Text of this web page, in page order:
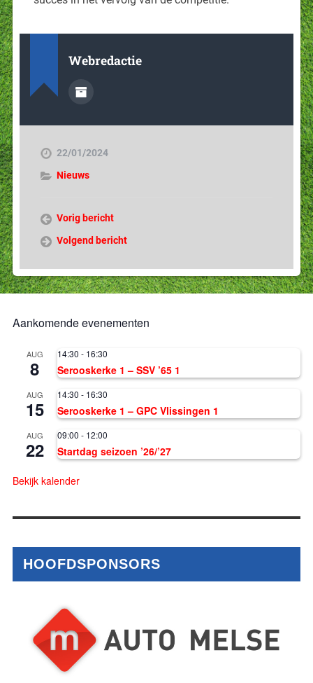
Webredactie
22/01/2024
Nieuws
Vorig bericht
Volgend bericht
Aankomende evenementen
AUG
8
14:30 - 16:30
Serooskerke 1 – SSV ’65 1
AUG
15
14:30 - 16:30
Serooskerke 1 – GPC Vlissingen 1
AUG
22
09:00 - 12:00
Startdag seizoen ’26/’27
Bekijk kalender
HOOFDSPONSORS